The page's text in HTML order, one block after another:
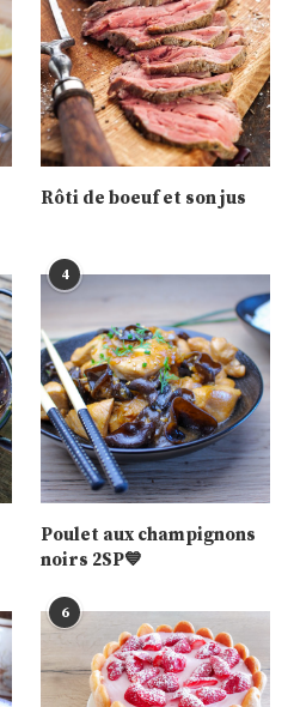
Rôti de boeuf et son jus
4
Poulet aux champignons
noirs 2SP💙
6